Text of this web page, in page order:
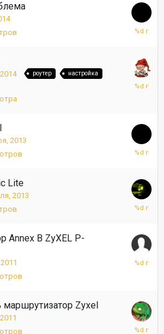
26
роутер настройка
28
2013
14
Lite
2013
14
Annex B ZyXEL P-
10
маршрутизатор Zyxel
30